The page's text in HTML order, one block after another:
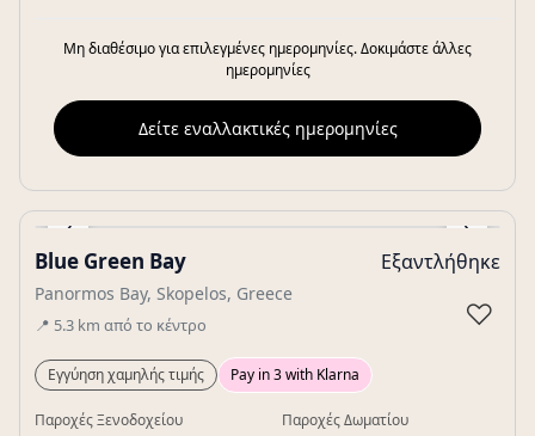
Μη διαθέσιμο για επιλεγμένες ημερομηνίες. Δοκιμάστε άλλες
ημερομηνίες
Δείτε εναλλακτικές ημερομηνίες
‹ ›
Gallery
Blue Green Bay
Panormos Bay, Skopelos, Greece
📍 5.3 km από το κέντρο
Εξαντλήθηκε
♡
Εγγύηση χαμηλής τιμής Pay in 3 with Klarna
Παροχές Ξενοδοχείου
Παροχές Δωματίου